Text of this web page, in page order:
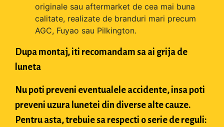
originale sau aftermarket de cea mai buna
calitate, realizate de branduri mari precum
AGC, Fuyao sau Pilkington.
Dupa montaj, iti recomandam sa ai grija de
luneta
Nu poti preveni eventualele accidente, insa poti
preveni uzura lunetei din diverse alte cauze.
Pentru asta, trebuie sa respecti o serie de reguli: